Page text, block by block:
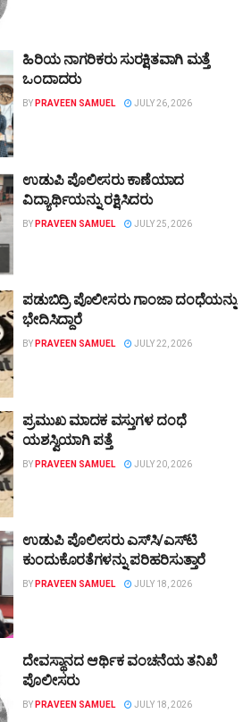
ಹಿರಿಯ ನಾಗರಿಕರು ಸುರಕ್ಷಿತವಾಗಿ ಮತ್ತೆ
ಒಂದಾದರು
BY PRAVEEN SAMUEL JULY 26, 2026
ಉಡುಪಿ ಪೊಲೀಸರು ಕಾಣೆಯಾದ
ವಿದ್ಯಾರ್ಥಿಯನ್ನು ರಕ್ಷಿಸಿದರು
BY PRAVEEN SAMUEL JULY 25, 2026
ಪಡುಬಿದ್ರಿ ಪೊಲೀಸರು ಗಾಂಜಾ ದಂಧೆಯನ್ನು
ಭೇದಿಸಿದ್ದಾರೆ
BY PRAVEEN SAMUEL JULY 22, 2026
ಪ್ರಮುಖ ಮಾದಕ ವಸ್ತುಗಳ ದಂಧೆ
ಯಶಸ್ವಿಯಾಗಿ ಪತ್ತೆ
BY PRAVEEN SAMUEL JULY 20, 2026
ಉಡುಪಿ ಪೊಲೀಸರು ಎಸ್‌ಸಿ/ಎಸ್‌ಟಿ
ಕುಂದುಕೊರತೆಗಳನ್ನು ಪರಿಹರಿಸುತ್ತಾರೆ
BY PRAVEEN SAMUEL JULY 18, 2026
ದೇವಸ್ಥಾನದ ಆರ್ಥಿಕ ವಂಚನೆಯ ತನಿಖೆ
ಪೊಲೀಸರು
BY PRAVEEN SAMUEL JULY 18, 2026